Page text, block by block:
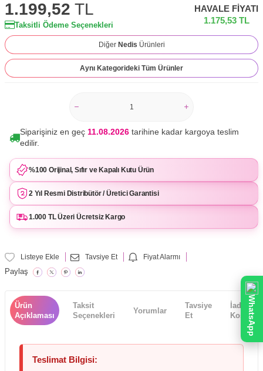
1.199,52 TL
Taksitli Ödeme Seçenekleri
HAVALE FIYATI
1.175,53TL
Diğer Nedis Ürünleri
Aynı Kategorideki Tüm Ürünler
Siparişiniz en geç 11.08.2026 tarihine kadar kargoya teslim
edilir.
%100 Orijinal, Sıfır ve Kapalı Kutu Ürün
2 Yıl Resmi Distribütör / Üretici Garantisi
1.000 TL Üzeri Ücretsiz Kargo
Listeye Ekle Tavsiye Et Fiyat Alarmı
Paylaş
Ürün
Açıklaması
Taksit
Seçenekleri
Yorumlar
Tavsiye
Et
İade
Koşulları
Teslimat Bilgisi:
WhatsApp